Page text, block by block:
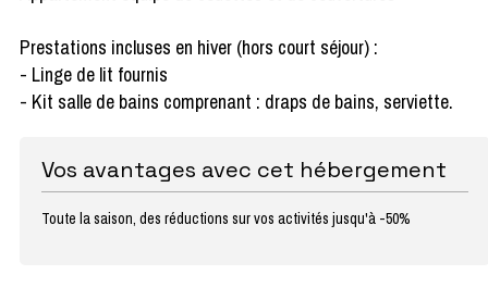
Prestations incluses en hiver (hors court séjour) :
- Linge de lit fournis
- Kit salle de bains comprenant : draps de bains, serviette.
Vos avantages avec cet hébergement
Toute la saison, des réductions sur vos activités jusqu'à -50%